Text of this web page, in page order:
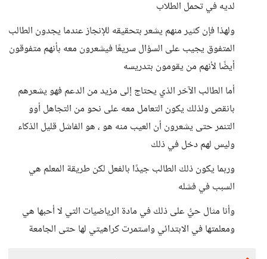
لديه في تحمل الطلاب
ولهذا فإن كثير منهم يشعر بتحقيقه للإنجاز عندما يجدون الطالب
المتفوق يجيب على السؤال سريعًا فيشعرون معه بأنهم متفوقون
أيضًا لأنهم من يقومون بتدريسه
أما الطالب الآخر الذي يحتاج إلى مزيد من الدعم فهو يشعرهم
بانقص ولذلك يكون التعامل معه على نحو من التجاهل أوو
التنمر حتى يشعرون أن العيب منه هو ، هو الفاشل قليل الذكاء
وليس لهم دخل في ذلك
وربما يكون ذلك الطالب جيدًا بالفعل لكن طريقة المعلم هي
السبب في فشله
وأنا مثال حيُّ على ذلك في مادة الرياضيات التي لا أحبها هي
ومعلمتها في الابتدائي واستمرت كراهيتي لها حتى الجامعة